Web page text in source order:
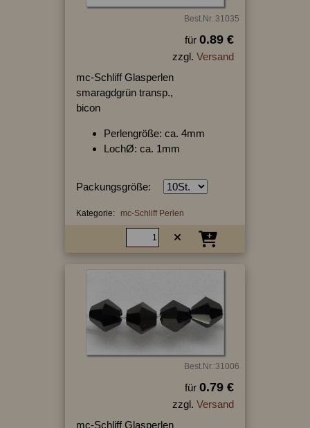
Best.Nr.:31035
für 0.89 €
zzgl. Versand
mc-Schliff Glasperlen
smaragdgrün transp.,
bicon
Perlengröße: ca. 4mm
LochØ: ca. 1mm
Packungsgröße:
Kategorie: mc-Schliff Perlen
Best.Nr.:31006
für 0.79 €
zzgl. Versand
mc-Schliff Glasperlen